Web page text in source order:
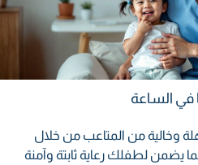
وخالية من المتاعب من خلال
(4 أسابيع)، مما يضمن لطفلك رعاية ثابتة وآمنة